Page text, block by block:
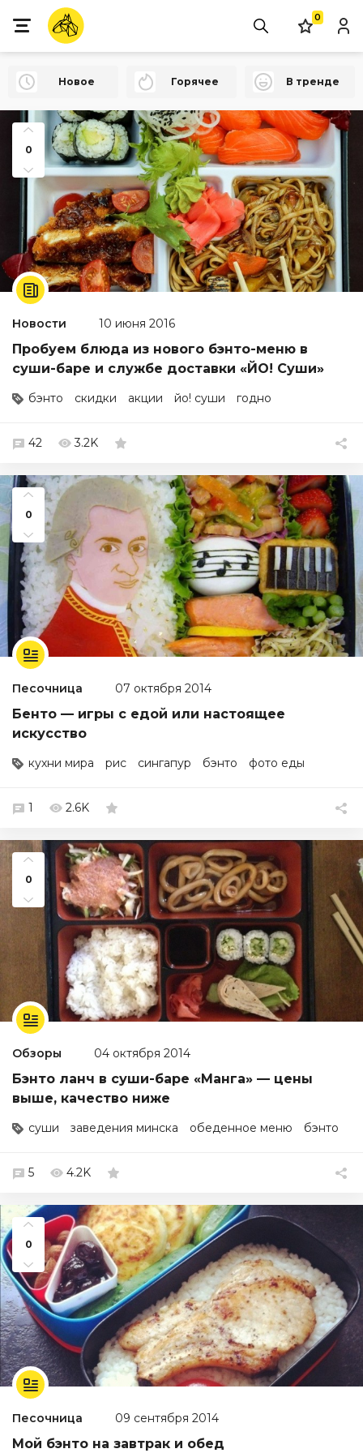
0
Новое Горячее В тренде
0
Новости 10 июня 2016
Пробуем блюда из нового бэнто-меню в
суши-баре и службе доставки «ЙО! Суши»
бэнто скидки акции йо! суши годно
42 3.2K
0
Песочница 07 октября 2014
Бенто — игры с едой или настоящее
искусство
кухни мира рис сингапур бэнто фото еды
1 2.6K
0
Обзоры 04 октября 2014
Бэнто ланч в суши-баре «Манга» — цены
выше, качество ниже
суши заведения минска обеденное меню бэнто
5 4.2K
0
Песочница 09 сентября 2014
Мой бэнто на завтрак и обед